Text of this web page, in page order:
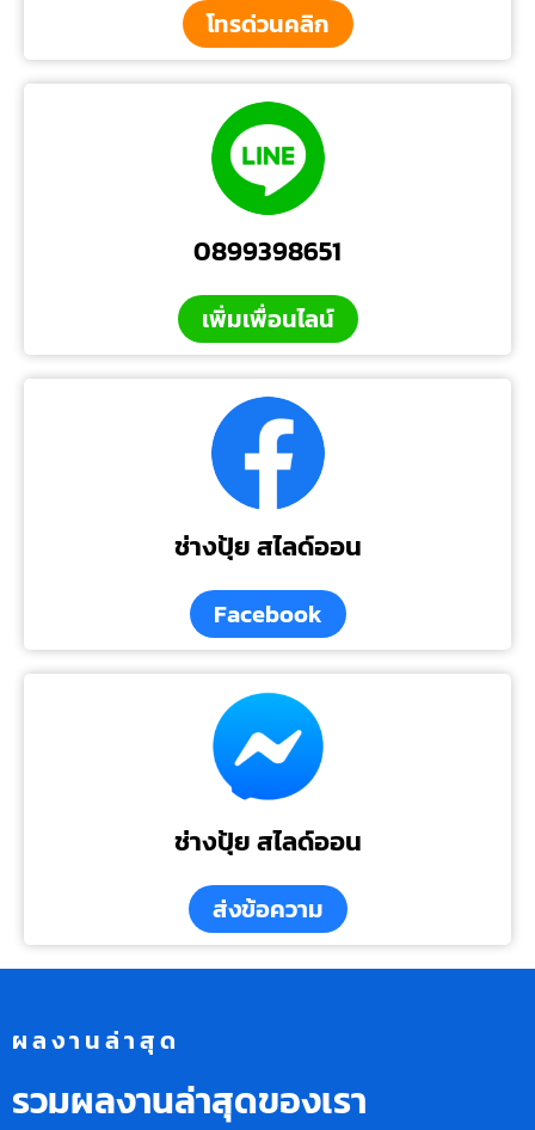
โทรด่วนคลิก
0899398651
เพิ่มเพื่อนไลน์
ช่างปุ้ย สไลด์ออน
Facebook
ช่างปุ้ย สไลด์ออน
ส่งข้อความ
ผลงานล่าสุด
รวมผลงานล่าสุดของเรา